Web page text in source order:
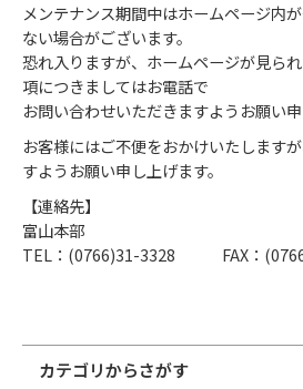
メンテナンス期間中はホームページ内
ない場合がございます。
恐れ入りますが、ホームページが見ら
項につきましてはお電話で
お問い合わせいただきますようお願い申
お客様にはご不便をおかけいたします
すようお願い申し上げます。
【連絡先】
富山本部
TEL：(0766)31-3328 FAX：
カテゴリからさがす